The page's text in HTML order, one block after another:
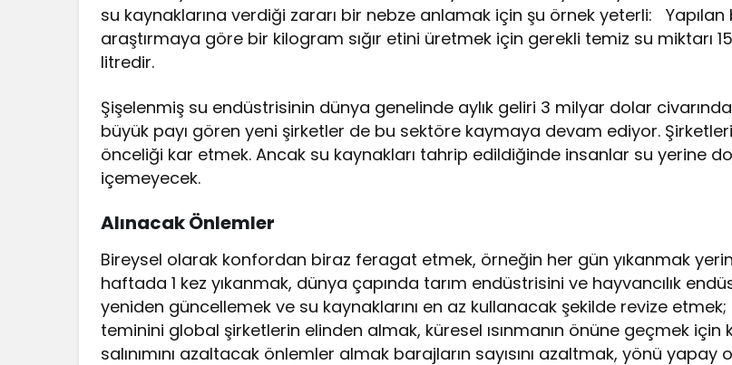
su kaynaklarına verdiği zararı bir nebze anlamak için şu örnek yeterli: Yapılan
araştırmaya göre bir kilogram sığır etini üretmek için gerekli temiz su miktarı
litredir.
Şişelenmiş su endüstrisinin dünya genelinde aylık geliri 3 milyar dolar
büyük payı gören yeni şirketler de bu sektöre kaymaya devam ediyor.
önceliği kar etmek. Ancak su kaynakları tahrip edildiğinde insanlar su yerine
içemeyecek.
Alınacak Önlemler
Bireysel olarak konfordan biraz feragat etmek, örneğin her gün yıkanmak
haftada 1 kez yıkanmak, dünya çapında tarım endüstrisini ve hayvancılık
yeniden güncellemek ve su kaynaklarını en az kullanacak şekilde revize etmek;
teminini global şirketlerin elinden almak, küresel ısınmanın önüne geçmek için
salınımını azaltacak önlemler almak barajların sayısını azaltmak, yönü yapay